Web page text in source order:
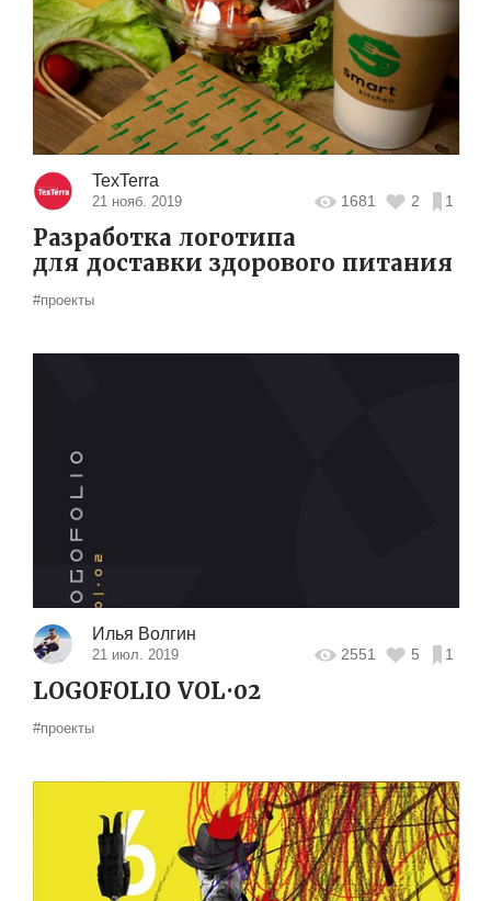
TexTerra
21 нояб. 2019 1681 2 1
Разработка логотипа
для доставки здорового питания
#проекты
Илья Волгин
21 июл. 2019 2551 5 1
LOGOFOLIO VOL·02
#проекты